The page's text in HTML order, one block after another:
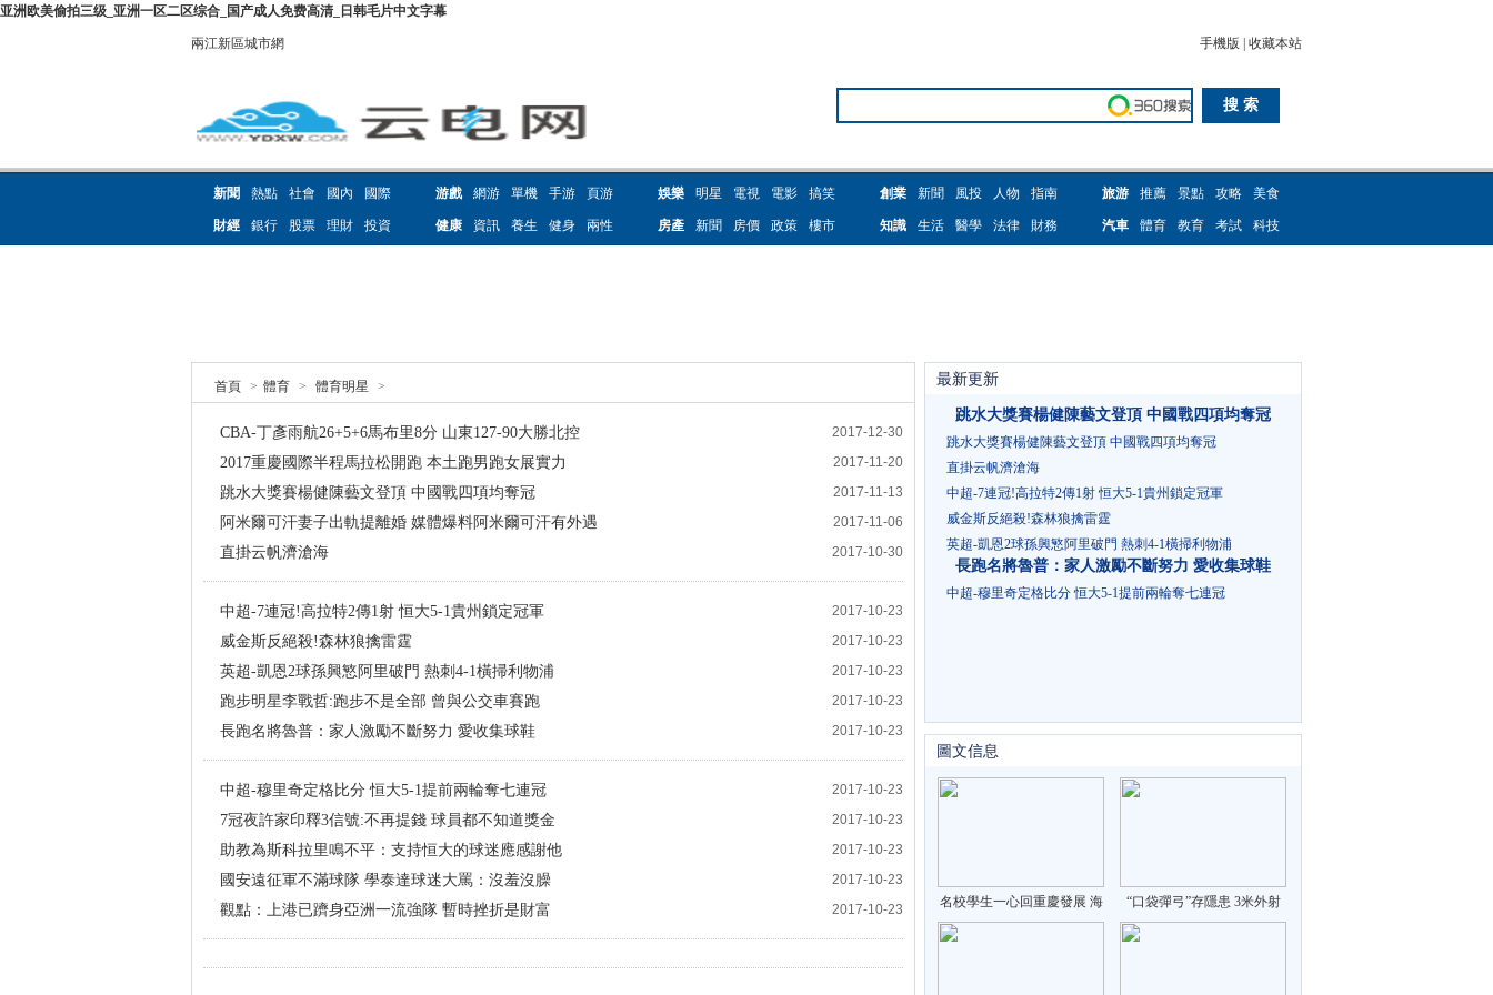
亚洲欧美偷拍三级_亚洲一区二区综合_国产成人免费高清_日韩毛片中文字幕
兩江新區城市網 手機版 收藏本站
新聞 熱點 社會 國內 國際
財經 銀行 股票 理財 投資
游戲 網游 單機 手游 頁游
健康 資訊 養生 健身 兩性
娛樂 明星 電視 電影 搞笑
房產 新聞 房價 政策 樓市
創業 新聞 風投 人物 指南
知識 生活 醫學 法律 財務
旅游 推薦 景點 攻略 美食
汽車 體育 教育 考試 科技
首頁 > 體育 > 體育明星 >
CBA-丁彥雨航26+5+6馬布里8分 山東127-90大勝北控 2017-12-30
2017重慶國際半程馬拉松開跑 本土跑男跑女展實力 2017-11-20
跳水大獎賽楊健陳藝文登頂 中國戰四項均奪冠 2017-11-13
阿米爾可汗妻子出軌提離婚 媒體爆料阿米爾可汗有外遇 2017-11-06
直掛云帆濟滄海 2017-10-30
中超-7連冠!高拉特2傳1射 恒大5-1貴州鎖定冠軍 2017-10-23
威金斯反絕殺!森林狼擒雷霆 2017-10-23
英超-凱恩2球孫興慜阿里破門 熱刺4-1橫掃利物浦 2017-10-23
跑步明星李戰哲:跑步不是全部 曾與公交車賽跑 2017-10-23
長跑名將魯普：家人激勵不斷努力 愛收集球鞋 2017-10-23
中超-穆里奇定格比分 恒大5-1提前兩輪奪七連冠 2017-10-23
7冠夜許家印釋3信號:不再提錢 球員都不知道獎金 2017-10-23
助教為斯科拉里鳴不平：支持恒大的球迷應感謝他 2017-10-23
國安遠征軍不滿球隊 學泰達球迷大罵：沒羞沒臊 2017-10-23
觀點：上港已躋身亞洲一流強隊 暫時挫折是財富 2017-10-23
最新更新
跳水大獎賽楊健陳藝文登頂 中國戰四項均奪冠
跳水大獎賽楊健陳藝文登頂 中國戰四項均奪冠
直掛云帆濟滄海
中超-7連冠!高拉特2傳1射 恒大5-1貴州鎖定冠軍
威金斯反絕殺!森林狼擒雷霆
英超-凱恩2球孫興慜阿里破門 熱刺4-1橫掃利物浦
長跑名將魯普：家人激勵不斷努力 愛收集球鞋
中超-穆里奇定格比分 恒大5-1提前兩輪奪七連冠
圖文信息
名校學生一心回重慶發展 海
歸打飛的來找工作
“口袋彈弓”存隱患 3米外射
穿易拉罐